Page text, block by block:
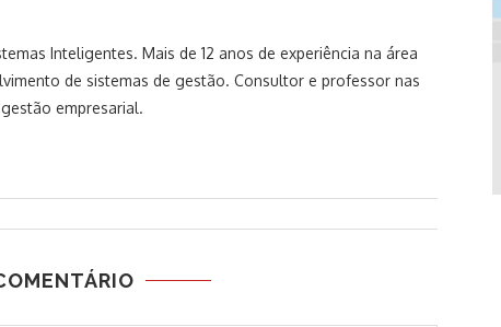
Inteligentes. Mais de 12 anos de experiência na área
de sistemas de gestão. Consultor e professor nas
empresarial.